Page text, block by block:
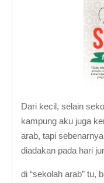
Dari kecil, selain
kampung aku juga
arab, tapi
diadakan pada hari
di “sekolah arab” tu,